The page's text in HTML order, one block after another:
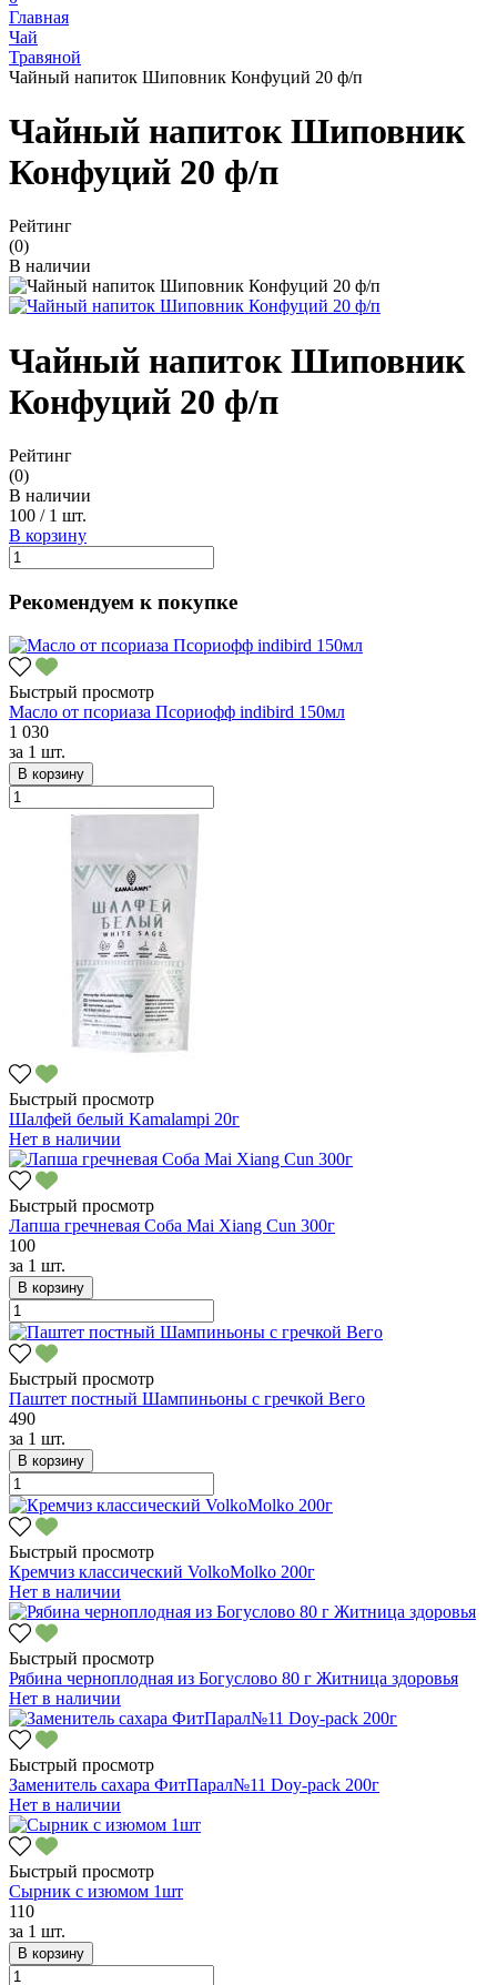
Главная
Чай
Травяной
Чайный напиток Шиповник Конфуций 20 ф/п
Чайный напиток Шиповник
Конфуций 20 ф/п
Рейтинг
(0)
В наличии
Чайный напиток Шиповник
Конфуций 20 ф/п
Рейтинг
(0)
В наличии
100 / 1 шт.
В корзину
Рекомендуем к покупке
Быстрый просмотр
Масло от псориаза Псориофф indibird 150мл
1 030
за 1 шт.
В корзину
Быстрый просмотр
Шалфей белый Kamalampi 20г
Нет в наличии
Быстрый просмотр
Лапша гречневая Соба Mai Xiang Cun 300г
100
за 1 шт.
В корзину
Быстрый просмотр
Паштет постный Шампиньоны с гречкой Вего
490
за 1 шт.
В корзину
Быстрый просмотр
Кремчиз классический VolkoMolko 200г
Нет в наличии
Быстрый просмотр
Рябина черноплодная из Богуслово 80 г Житница здоровья
Нет в наличии
Быстрый просмотр
Заменитель сахара ФитПарал№11 Doy-pack 200г
Нет в наличии
Быстрый просмотр
Сырник с изюмом 1шт
110
за 1 шт.
В корзину